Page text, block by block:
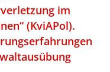
im
(KviAPol).